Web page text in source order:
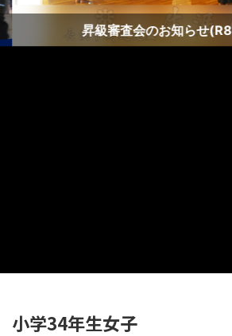
昇級審査会のお知らせ(R8
小学34年生女子